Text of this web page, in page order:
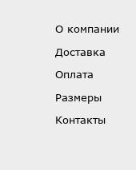
О компании
Доставка
Оплата
Размеры
Контакты